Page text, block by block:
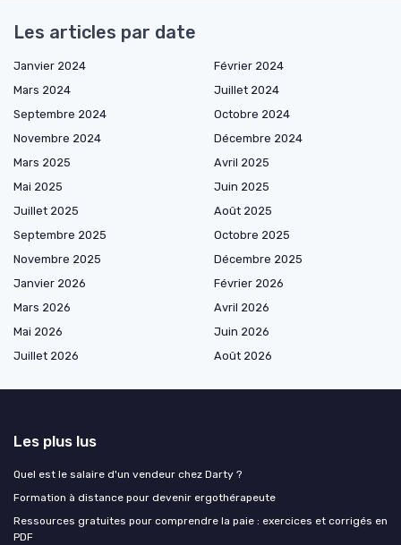
Les articles par date
Janvier 2024
Février 2024
Mars 2024
Juillet 2024
Septembre 2024
Octobre 2024
Novembre 2024
Décembre 2024
Mars 2025
Avril 2025
Mai 2025
Juin 2025
Juillet 2025
Août 2025
Septembre 2025
Octobre 2025
Novembre 2025
Décembre 2025
Janvier 2026
Février 2026
Mars 2026
Avril 2026
Mai 2026
Juin 2026
Juillet 2026
Août 2026
Les plus lus
Quel est le salaire d'un vendeur chez Darty ?
Formation à distance pour devenir ergothérapeute
Ressources gratuites pour comprendre la paie : exercices et corrigés en
PDF